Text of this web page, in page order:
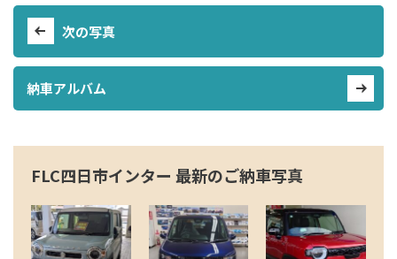
次の写真
納車アルバム
FLC四日市インター 最新のご納車写真